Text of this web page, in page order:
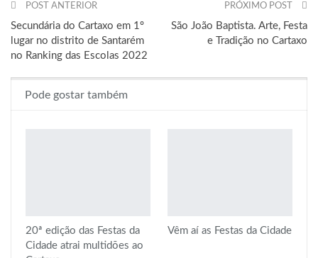
POST ANTERIOR
Secundária do Cartaxo em 1º
lugar no distrito de Santarém
no Ranking das Escolas 2022
PRÓXIMO POST
São João Baptista. Arte, Festa
e Tradição no Cartaxo
Pode gostar também
20ª edição das Festas da
Cidade atrai multidões ao
Vêm aí as Festas da Cidade